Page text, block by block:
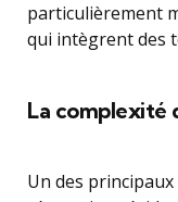
particulièrement
qui intègrent des
La complexité
Un des